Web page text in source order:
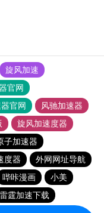
旋风加速
官网
官网
风驰加速器
旋风加速度器
子加速器
度器
外网网址导航
哔咔漫画
小美
雷霆加速下载